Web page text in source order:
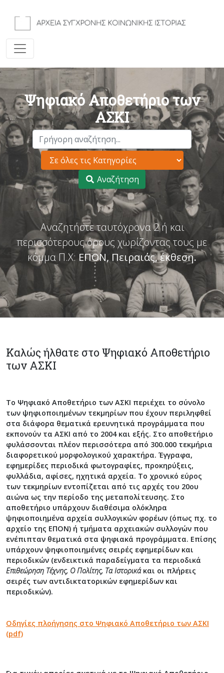
Ψηφιακό Αποθετήριο των
ΑΣΚΙ
Αναζήτηση
Αναζητήστε ταυτόχρονα 2 ή και
περισσότερους όρους χωρίζοντας τους με
κόμμα Π.Χ: ΕΠΟΝ, Πειραιάς, έκθεση.
Καλώς ήλθατε στο Ψηφιακό Αποθετήριο
των ΑΣΚΙ
Το Ψηφιακό Αποθετήριο των ΑΣΚΙ περιέχει το σύνολο
των ψηφιοποιημένων τεκμηρίων που έχουν περιληφθεί
στα διάφορα θεματικά ερευνητικά προγράμματα που
εκπονούν τα ΑΣΚΙ από το 2004 και εξής. Στο αποθετήριο
φυλάσσονται πλέον περισσότερα από 300.000 τεκμήρια
διαφορετικού μορφολογικού χαρακτήρα. Έγγραφα,
εφημερίδες περιοδικά φωτογραφίες, προκηρύξεις,
φυλλάδια, αφίσες, ηχητικά αρχεία. Το χρονικό εύρος
των τεκμηρίων εντοπίζεται από τις αρχές του 20ου
αιώνα ως την περίοδο της μεταπολίτευσης. Στο
αποθετήριο υπάρχουν διαθέσιμα ολόκληρα
ψηφιοποιημένα αρχεία συλλογικών φορέων (όπως πχ. το
αρχείο της ΕΠΟΝ) ή τμήματα αρχειακών συλλογών που
ενέπιπταν θεματικά στα ψηφιακά προγράμματα. Επίσης
υπάρχουν ψηφιοποιημένες σειρές εφημερίδων και
περιοδικών (ενδεικτικά παραδείγματα τα περιοδικά
Επιθεώρηση Τέχνης, O Πολίτης, Τα Ιστορικάκαι οι πλήρεις
σειρές των αντιδικτατορικών εφημερίδων και
περιοδικών).
Οδηγίες πλοήγησης στο Ψηφιακό Αποθετήριο των ΑΣΚΙ
(pdf)